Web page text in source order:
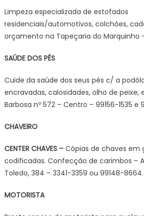
Limpeza especializada de estofados
residenciais/automotivos, colchões,
orçamento na Tapeçaria do Marquinho
SAÚDE DOS PÉS
Cuide da saúde dos seus pés c/ a
encravadas, calosidades, olho de peixe,
Barbosa nº 572 – Centro – 99156-1535 e
CHAVEIRO
CENTER CHAVES –Cópias de chaves em
codificadas. Confecção de carimbos –
Toledo, 384 – 3341-3359 ou 99148-8664.
MOTORISTA